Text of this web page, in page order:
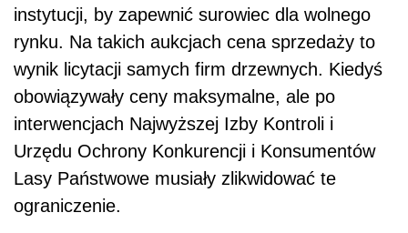
instytucji, by zapewnić surowiec dla wolnego
rynku. Na takich aukcjach cena sprzedaży to
wynik licytacji samych firm drzewnych. Kiedyś
obowiązywały ceny maksymalne, ale po
interwencjach Najwyższej Izby Kontroli i
Urzędu Ochrony Konkurencji i Konsumentów
Lasy Państwowe musiały zlikwidować te
ograniczenie.